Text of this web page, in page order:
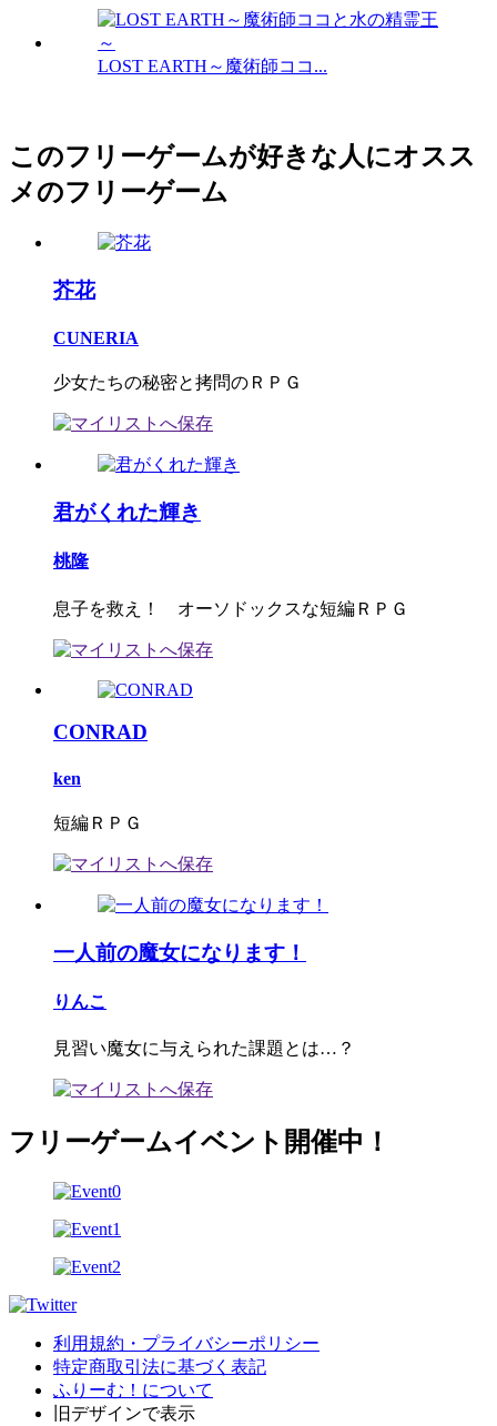
LOST EARTH～魔術師ココ...
このフリーゲームが好きな人にオスス
メのフリーゲーム
芥花
CUNERIA
少女たちの秘密と拷問のＲＰＧ
君がくれた輝き
桃隆
息子を救え！ オーソドックスな短編ＲＰＧ
CONRAD
ken
短編ＲＰＧ
一人前の魔女になります！
りんこ
見習い魔女に与えられた課題とは…？
フリーゲームイベント開催中！
利用規約・プライバシーポリシー
特定商取引法に基づく表記
ふりーむ！について
旧デザインで表示